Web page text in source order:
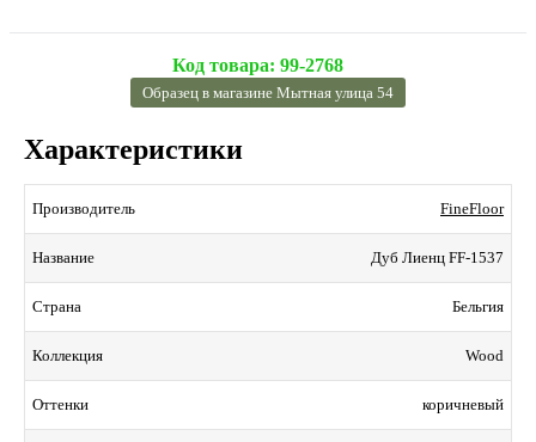
Код товара: 99-2768
Образец в магазине Мытная улица 54
Характеристики
Производитель FineFloor
Название Дуб Лиенц FF-1537
Страна Бельгия
Коллекция Wood
Оттенки коричневый